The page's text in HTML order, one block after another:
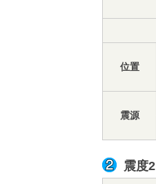
位置
震源
震度2